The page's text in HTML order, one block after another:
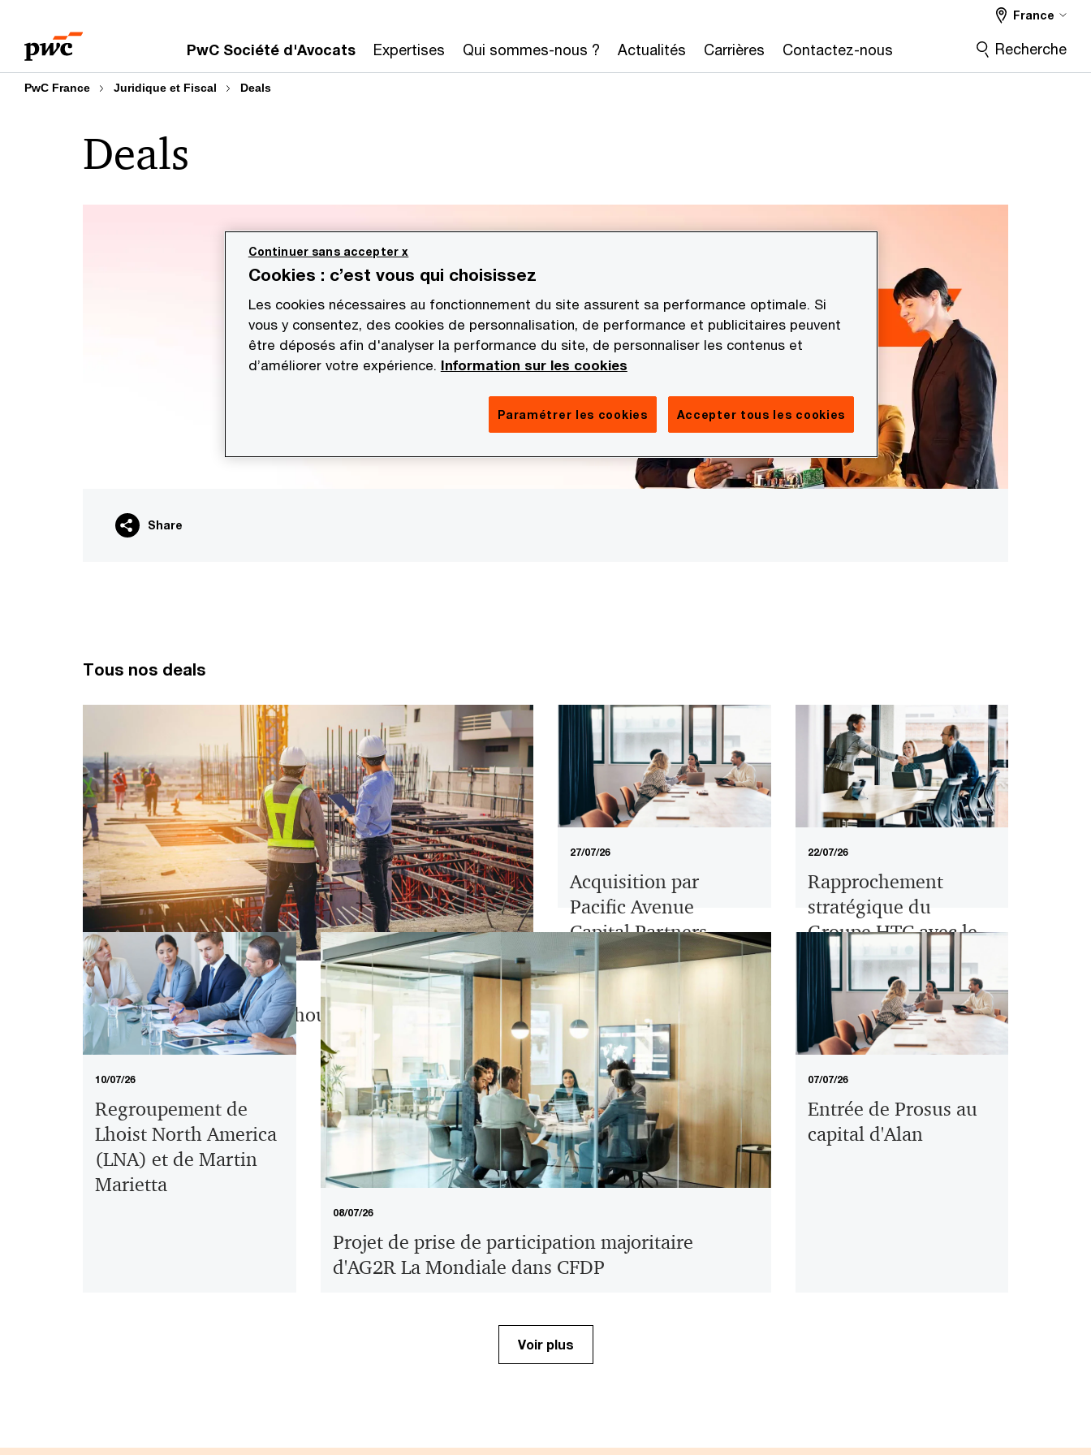
contenu
de
PwC Société d'Avocats Expertises Qui sommes-nous ? Actualités Carrières Contactez-nous
France
Recherche
PwC France Juridique et Fiscal Deals
Deals
Share
Tous nos deals
28/07/26
Acquisition par Charterhouse de Batibig
27/07/26
Acquisition par
Pacific Avenue
Capital Partners
d'ESE World
22/07/26
Rapprochement
stratégique du
Groupe HTC avec le
Groupe SCET
10/07/26
Regroupement de
Lhoist North America
(LNA) et de Martin
Marietta
08/07/26
Projet de prise de participation majoritaire
d'AG2R La Mondiale dans CFDP
07/07/26
Entrée de Prosus au
capital d'Alan
Voir plus
Cookies : c’est vous qui choisissez
Les cookies nécessaires au fonctionnement du site assurent sa performance optimale. Si
vous y consentez, des cookies de personnalisation, de performance et publicitaires peuvent
être déposés afin d'analyser la performance du site, de personnaliser les contenus et
d’améliorer votre expérience. Information sur les cookies
Paramétrer les cookies Accepter tous les cookies
Continuer sans accepter x